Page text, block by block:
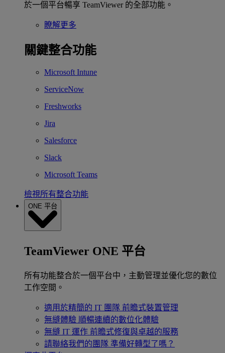
於一個平台暢享 TeamViewer 的全部功能。
瞭解更多
關鍵整合功能
Microsoft Intune
ServiceNow
Freshworks
Jira
Salesforce
Slack
Microsoft Teams
檢視所有整合功能
ONE 平台
TeamViewer ONE 平台
所有功能整合於一個平台中，主動管理並優化您的數位
工作空間。
適用於精簡的 IT 團隊 前瞻式裝置管理
無縫體驗 順暢連續的數位化體驗
無縫 IT 運作 前瞻式修復與卓越的服務
請聯絡我們的團隊 準備好轉型了嗎？